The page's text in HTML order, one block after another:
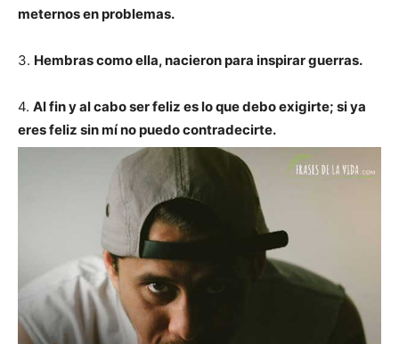
meternos en problemas.
3. Hembras como ella, nacieron para inspirar guerras.
4. Al fin y al cabo ser feliz es lo que debo exigirte; si ya
eres feliz sin mí no puedo contradecirte.